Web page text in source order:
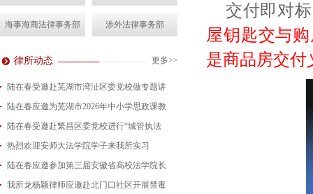
海事海商法律事务部 涉外法律事务部
律所动态 更多>>
陆在春受邀赴芜湖市湾沚区委党校做专题讲
2026-08-04
陆在春应邀为芜湖市2026年中小学思政课教
2026-07-24
陆在春受邀赴繁昌区委党校进行“城管执法
2026-07-15
热烈欢迎安师大法学院学子来我所实习
2026-07-01
陆在春应邀参加第三届安徽省高校法学院长
2026-06-29
我所龙杨颖律师应邀赴北门口社区开展禁毒
交付即对
屋钥匙交与
是商品房交付